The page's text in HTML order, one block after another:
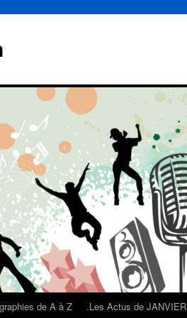
de A à Z .Les Actus de JANVIER